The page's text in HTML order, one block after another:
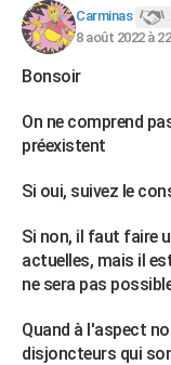
Carminas
8 août 2022 à
Bonsoir
On ne comprend
préexistent
Si oui, suivez le
Si non, il faut faire
actuelles, mais il
ne sera pas
Quand à l'aspect
disjoncteurs qui